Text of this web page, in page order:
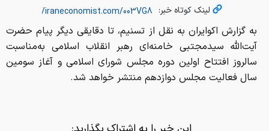
لینک کوتاه خبر:
به گزارش اکوایران به نقل از تسنیم، تا دقایقی دیگر پیام حضرت
آیت‌الله سیدمجتبی خامنه‌ای رهبر انقلاب اسلامی به‌مناسبت
سالروز افتتاح اولین دوره مجلس شورای اسلامی و آغاز سومین
سال فعالیت مجلس دوازدهم منتشر خواهد شد.